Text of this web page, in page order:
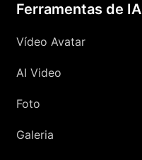
Ferramentas de IA
Vídeo Avatar
AI Video
Foto
Galeria